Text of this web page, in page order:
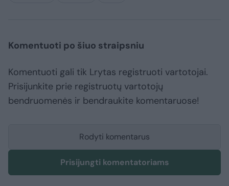
Komentuoti po šiuo straipsniu
Komentuoti gali tik Lrytas registruoti vartotojai.
Prisijunkite prie registruotų vartotojų
bendruomenės ir bendraukite komentaruose!
Rodyti komentarus
Prisijungti komentatoriams